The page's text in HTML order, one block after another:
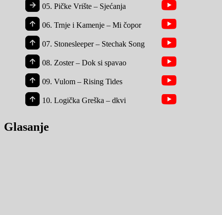
05. Pičke Vrište – Sjećanja
06. Trnje i Kamenje – Mi čopor
07. Stonesleeper – Stechak Song
08. Zoster – Dok si spavao
09. Vulom – Rising Tides
10. Logička Greška – dkvi
Glasanje